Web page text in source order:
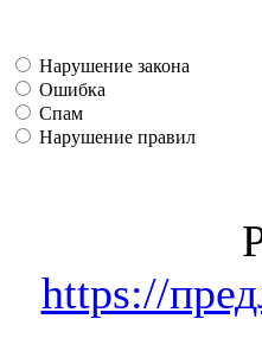
Нарушение закона
Ошибка
Спам
Нарушение правил
https://